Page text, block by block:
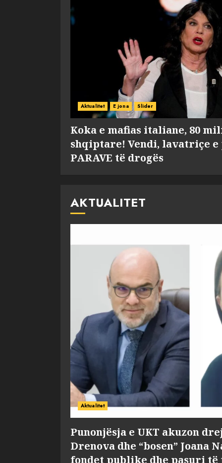
Aktualitet E jona Slider
Koka e mafias italiane, 80
shqiptare! Vendi, lavatriçe
PARAVE të drogës
AKTUALITET
Aktualitet
Punonjësja e UKT akuzon
Drenova dhe “bosen” Joana
fondet publike dhe pasuri